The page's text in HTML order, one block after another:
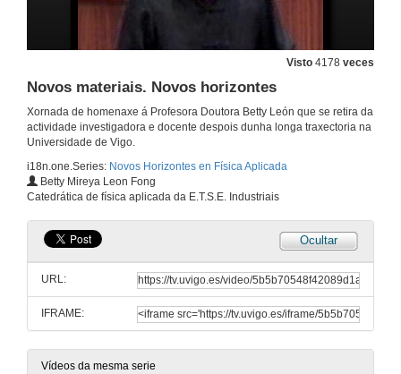
Visto 4178 veces
Novos materiais. Novos horizontes
Xornada de homenaxe á Profesora Doutora Betty León que se retira da
actividade investigadora e docente despois dunha longa traxectoria na
Universidade de Vigo.
i18n.one.Series: Novos Horizontes en Física Aplicada
Betty Mireya Leon Fong
Catedrática de física aplicada da E.T.S.E. Industriais
Ocultar
URL:
IFRAME:
Vídeos da mesma serie
22 de out. de 2010
22 de out. de 2010
22 de out. de 2010